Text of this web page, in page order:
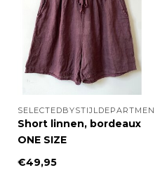
SELECTEDBYSTIJLDEPARTMENT
Short linnen, bordeaux
ONE SIZE
€49,95